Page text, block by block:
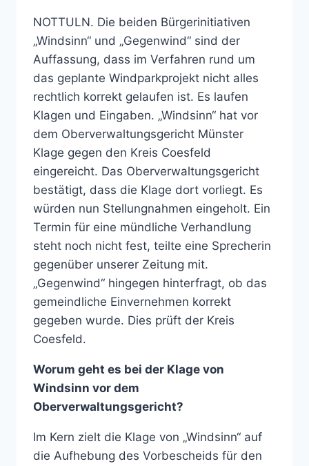
NOTTULN. Die beiden Bürgerinitiativen
„Windsinn“ und „Gegenwind“ sind der
Auffassung, dass im Verfahren rund um
das geplante Windparkprojekt nicht alles
rechtlich korrekt gelaufen ist. Es laufen
Klagen und Eingaben. „Windsinn“ hat vor
dem Oberverwaltungsgericht Münster
Klage gegen den Kreis Coesfeld
eingereicht. Das Oberverwaltungsgericht
bestätigt, dass die Klage dort vorliegt. Es
würden nun Stellungnahmen eingeholt. Ein
Termin für eine mündliche Verhandlung
steht noch nicht fest, teilte eine Sprecherin
gegenüber unserer Zeitung mit.
„Gegenwind“ hingegen hinterfragt, ob das
gemeindliche Einvernehmen korrekt
gegeben wurde. Dies prüft der Kreis
Coesfeld.
Worum geht es bei der Klage von
Windsinn vor dem
Oberverwaltungsgericht?
Im Kern zielt die Klage von „Windsinn“ auf
die Aufhebung des Vorbescheids für den